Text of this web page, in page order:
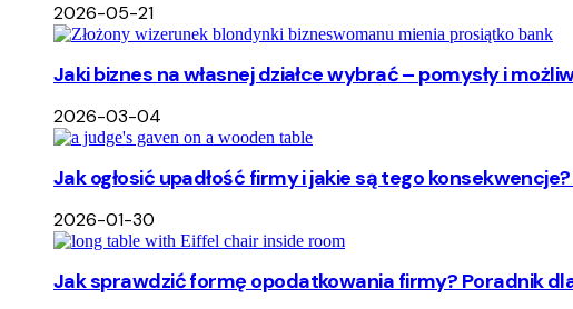
2026-05-21
Jaki biznes na własnej działce wybrać – pomysły i
2026-03-04
Jak ogłosić upadłość firmy i jakie są tego
2026-01-30
Jak sprawdzić formę opodatkowania firmy? Poradnik